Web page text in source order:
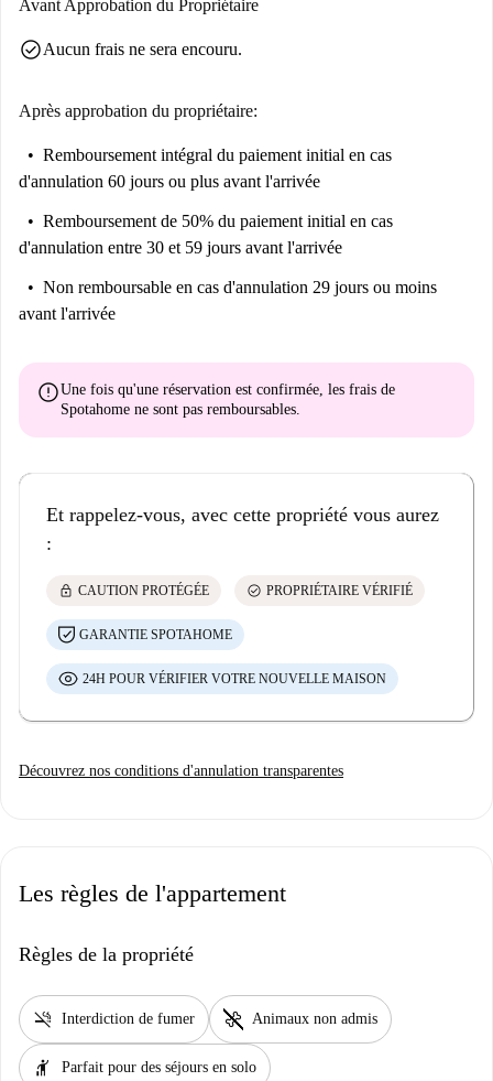
Palais Las Duenas, Cine Avenida, Zona Este Centro de Ocio, Yelmo
Les sites incontournables : l'Alcazar, la Giralda, la Cathédrale de Séville,
la Tour d'Or, la Place d'Espagne, le Pont de Triana, Santa Cruz, le Parc
María Luisa, les Arènes de la Maestranza Royale
Le centre historique, La rivière et le quartier Arenal, Le quai Muelle de
Bars, bars à tapas, cafés-librairies, bars à bières, bars avec musique live,
L'Alameda, Luzerne, Triana
Fêtes, événements et festivals
Événements : La Feria de Abril, Semaine Sainte, La Dia de San
Festivals : Festival Pop Sud, Festival du Livre, Festival International des
Musiques du Monde, Festival du Film Européen de Séville, Festival du
Film 100% Européen, Biennale Flamenco
Activités : visites culturelles, spectacles de flamenco, théâtre, croisière
sur le Guadalquivir…
Centres de loisirs : Parc Aquatique Aquopolis, Parc Isla Mágica,
Parcs et jardins : Parc Maria Luisa, Parc Alamillo, Jardins de Murillo
Avant Approbation du Propriétaire
check_circleAucun frais ne sera encouru.
Après approbation du propriétaire:
Remboursement intégral du paiement initial en cas
d'annulation 60 jours ou plus avant l'arrivée
Remboursement de 50% du paiement initial en cas
d'annulation entre 30 et 59 jours avant l'arrivée
Non remboursable en cas d'annulation 29 jours ou moins
avant l'arrivée
errorUne fois qu'une réservation est confirmée, les frais de
Spotahome ne sont pas remboursables.
Et rappelez-vous, avec cette propriété vous aurez
:
lock CAUTION PROTÉGÉE check_circle PROPRIÉTAIRE VÉRIFIÉ
GARANTIE SPOTAHOME
24H POUR VÉRIFIER VOTRE NOUVELLE MAISON
Découvrez nos conditions d'annulation transparentes
Les règles de l'appartement
Règles de la propriété
smoke_free Interdiction de fumer pet_supplies Animaux non admis
hail Parfait pour des séjours en solo